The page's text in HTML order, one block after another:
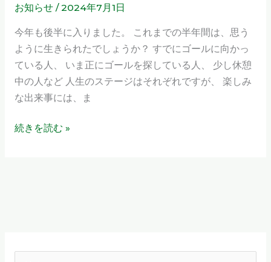
ら
せ
ピ
ー
な
人
生
お知らせ/2024年7月1日
今年も後半に入りました。 これまでの半年間は、思う
ように生きられたでしょうか？ すでにゴールに向かっ
ている人、 いま正にゴールを探している人、 少し休憩
中の人など 人生のステージはそれぞれですが、 楽しみ
な出来事には、ま
チ
と
チ
ャ
ッ
ト！」
年
ら
続きを読む »